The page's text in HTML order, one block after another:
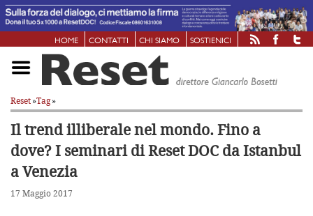
HOME CONTATTI CHI SIAMO SOSTIENICI
Reset»Tag»
Il trend illiberale nel mondo. Fino a
dove?I seminari di Reset DOC da Istanbul
a Venezia
17 Maggio 2017